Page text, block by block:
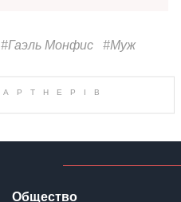
#Гаэль Монфис #Муж